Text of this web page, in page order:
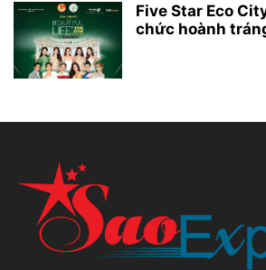
Five Star Eco
chức hoành